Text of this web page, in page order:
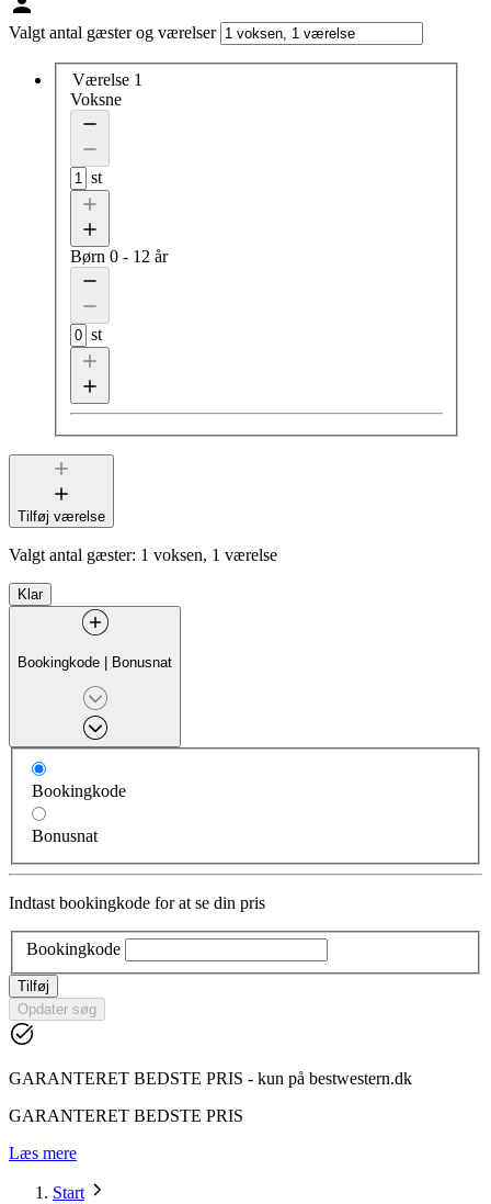
Valgt antal gæster og værelser
Værelse 1
Voksne
st
Børn 0 - 12 år
st
Tilføj værelse
Valgt antal gæster: 1 voksen, 1 værelse
Klar
Bookingkode | Bonusnat
Bookingkode
Bonusnat
Indtast bookingkode for at se din pris
Bookingkode
Tilføj
Opdater søg
GARANTERET BEDSTE PRIS - kun på bestwestern.dk
GARANTERET BEDSTE PRIS
Læs mere
Start